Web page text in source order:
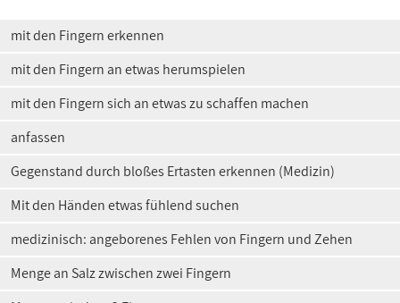
mit den Fingern erkennen
mit den Fingern an etwas herumspielen
mit den Fingern sich an etwas zu schaffen machen
anfassen
Gegenstand durch bloßes Ertasten erkennen (Medizin)
Mit den Händen etwas fühlend suchen
medizinisch: angeborenes Fehlen von Fingern und Zehen
Menge an Salz zwischen zwei Fingern